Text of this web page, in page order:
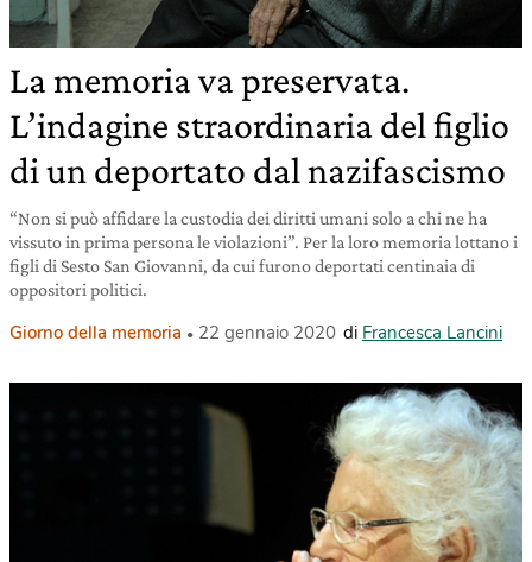
La memoria va preservata.
L’indagine straordinaria del figlio
di un deportato dal nazifascismo
“Non si può affidare la custodia dei diritti umani solo a chi ne ha
vissuto in prima persona le violazioni”. Per la loro memoria lottano i
figli di Sesto San Giovanni, da cui furono deportati centinaia di
oppositori politici.
Giorno della memoria 22 gennaio 2020 di Francesca Lancini